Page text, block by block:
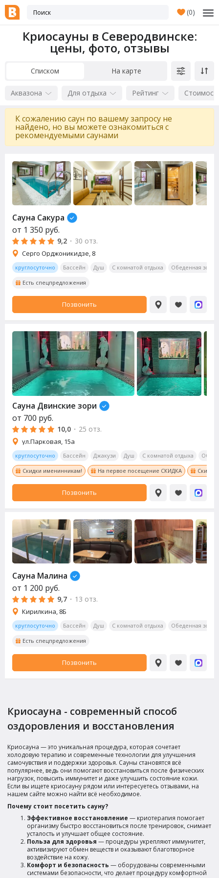
(0)
Криосауны в Северодвинске:
цены, фото, отзывы
Списком На карте
Аквазона Для отдыха Рейтинг
К сожалению саун по вашему запросу не
найдено, но вы можете ознакомиться с
рекомендуемыми саунами
Сауна Сакура
от 1 350 руб.
9,2 · 30 отз.
Серго Орджоникидзе, 8
круглосуточно Бассейн Душ С комнатой отдыха Обеденная зона
Есть спецпредложения
Позвонить
Сауна Двинские зори
от 700 руб.
10,0 · 25 отз.
ул.Парковая, 15а
круглосуточно Бассейн Джакузи Душ С комнатой отдыха
Скидки именинникам! На первое посещение СКИДКА Скидки
Позвонить
Сауна Малина
от 1 200 руб.
9,7 · 13 отз.
Кирилкина, 8Б
круглосуточно Бассейн Душ С комнатой отдыха Обеденная зона
Есть спецпредложения
Позвонить
Криосаунa - современный способ
оздоровления и восстановления
Криосаунa — это уникальная процедура, которая сочетает
холодовую терапию и современные технологии для улучшения
самочувствия и поддержки здоровья. Сауны становятся всё
популярнее, ведь они помогают восстановиться после физических
нагрузок, повысить иммунитет и даже улучшить состояние кожи.
Если вы ищете криосауну рядом или интересуетесь отзывами, на
нашем сайте можно найти всё необходимое.
Почему стоит посетить сауну?
Эффективное восстановление — криотерапия помогает
организму быстро восстановиться после тренировок, снимает
усталость и улучшает общее состояние.
Польза для здоровья — процедуры укрепляют иммунитет,
активизируют обмен веществ и оказывают благотворное
воздействие на кожу.
Комфорт и безопасность — оборудованы современными
системами безопасности, что делает процедуру комфортной